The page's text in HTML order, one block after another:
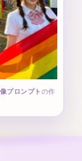
プロンプト の作